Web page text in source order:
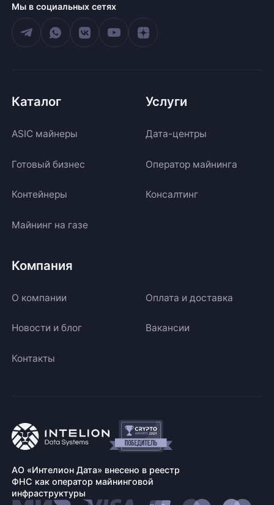
Мы в социальных сетях
Каталог
ASIC майнеры
Готовый бизнес
Контейнеры
Майнинг на газе
Услуги
Дата-центры
Оператор майнинга
Консалтинг
Компания
О компании Оплата и доставка
Новости и блог Вакансии
Контакты
АО «Интелион Дата» внесено в реестр
ФНС как оператор майнинговой
инфраструктуры